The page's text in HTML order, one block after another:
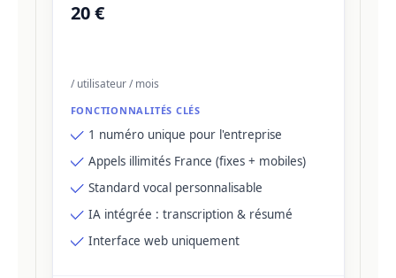
20 €
/ utilisateur / mois
1 numéro unique pour l'entreprise
Appels illimités France (fixes + mobiles)
Standard vocal personnalisable
IA intégrée : transcription & résumé
Interface web uniquement